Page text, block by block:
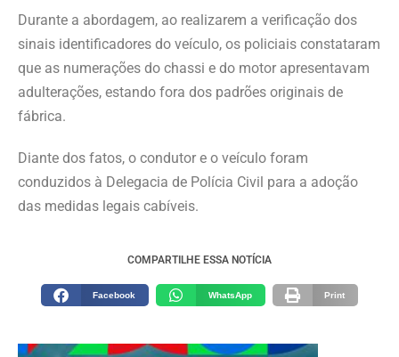
Durante a abordagem, ao realizarem a verificação dos
sinais identificadores do veículo, os policiais constataram
que as numerações do chassi e do motor apresentavam
adulterações, estando fora dos padrões originais de
fábrica.
Diante dos fatos, o condutor e o veículo foram
conduzidos à Delegacia de Polícia Civil para a adoção
das medidas legais cabíveis.
COMPARTILHE ESSA NOTÍCIA
Facebook WhatsApp Print